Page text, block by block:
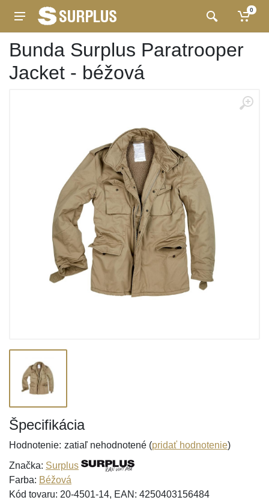
0
Bunda Surplus Paratrooper
Jacket - béžová
Špecifikácia
Hodnotenie: zatiaľ nehodnotené (pridať hodnotenie)
Značka: Surplus
Farba: Béžová
Kód tovaru: 20-4501-14, EAN: 4250403156484